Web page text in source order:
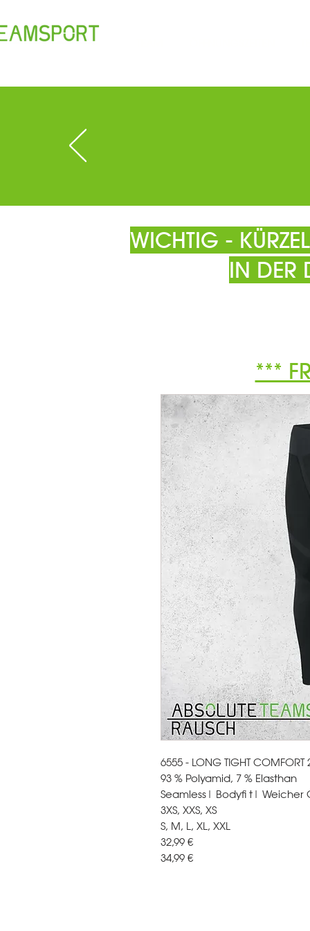
WICHTIG -
IN DER
6555 - LONG TIGHT COMFORT
93 % Polyamid, 7 % Elasthan
Seamless| Bodyfi t| Weicher
3XS, XXS, XS
S, M, L, XL, XXL
32,99 €
34,99 €
***